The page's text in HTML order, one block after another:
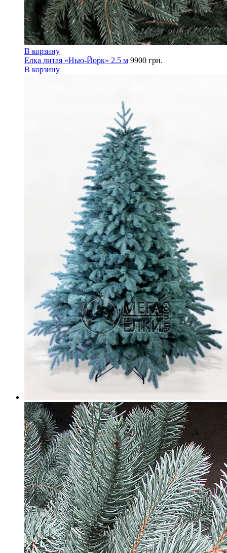
В корзину
Елка литая «Нью-Йорк» 2.5 м 9900 грн.
В корзину